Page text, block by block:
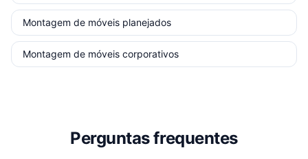
Montagem de móveis planejados
Montagem de móveis corporativos
Perguntas frequentes